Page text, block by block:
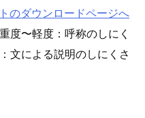
のダウンロードページへ
度〜軽度：呼称のしにく
文による説明のしにくさ